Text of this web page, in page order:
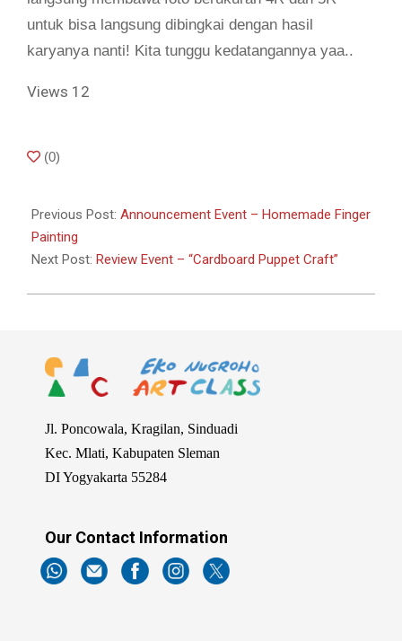
untuk bisa langsung dibingkai dengan hasil
karyanya nanti! Kita tunggu kedatangannya yaa..
Views 12
2018-
(0)
Previous Post: Announcement Event – Homemade Finger
Painting
Next Post: Review Event – “Cardboard Puppet Craft”
Jl. Poncowala, Kragilan, Sinduadi
Kec. Mlati, Kabupaten Sleman
DI Yogyakarta 55284
Our Contact Information